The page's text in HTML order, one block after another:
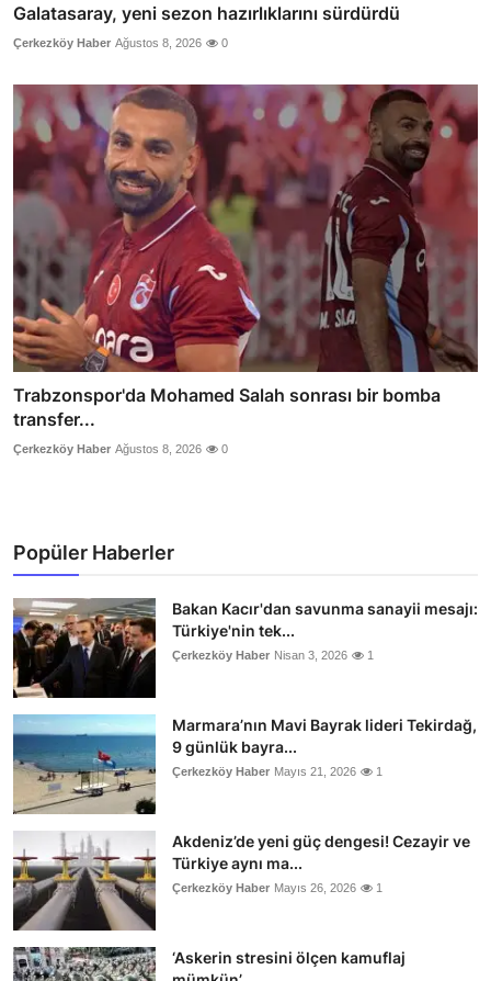
Galatasaray, yeni sezon hazırlıklarını sürdürdü
Çerkezköy Haber Ağustos 8, 2026 0
Trabzonspor'da Mohamed Salah sonrası bir bomba
transfer...
Çerkezköy Haber Ağustos 8, 2026 0
Popüler Haberler
Bakan Kacır'dan savunma sanayii mesajı:
Türkiye'nin tek...
Çerkezköy Haber Nisan 3, 2026 1
Marmara’nın Mavi Bayrak lideri Tekirdağ,
9 günlük bayra...
Çerkezköy Haber Mayıs 21, 2026 1
Akdeniz’de yeni güç dengesi! Cezayir ve
Türkiye aynı ma...
Çerkezköy Haber Mayıs 26, 2026 1
‘Askerin stresini ölçen kamuflaj